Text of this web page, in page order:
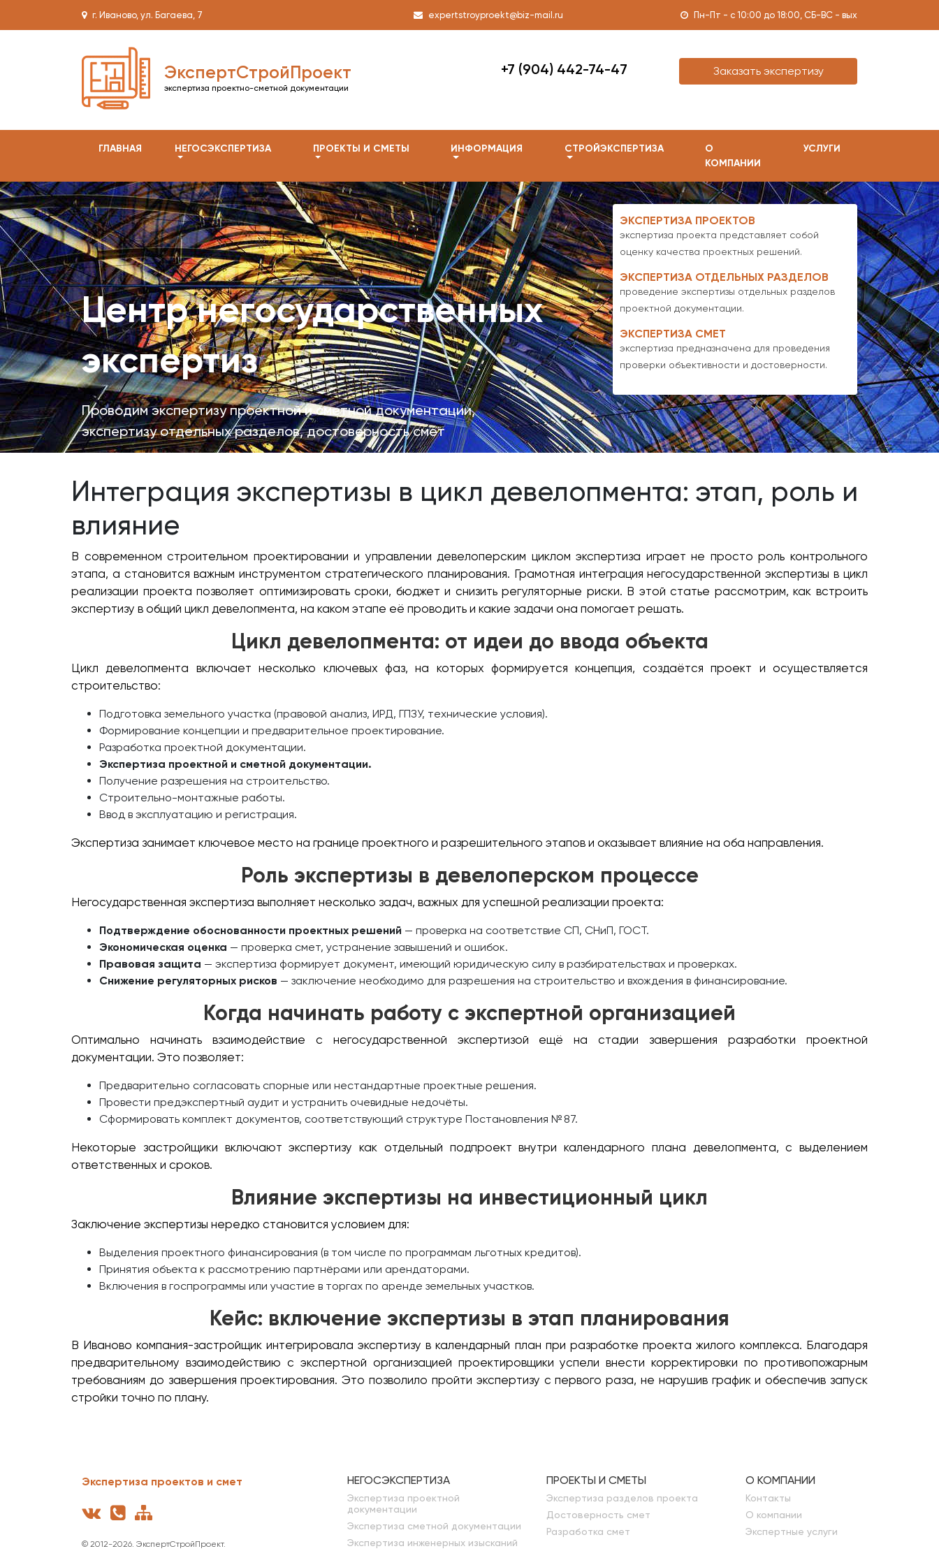
г. Иваново, ул. Багаева, 7 expertstroyproekt@biz-mail.ru Пн-Пт - с 10:00 до 18:00, СБ-ВС - вых
ЭкспертСтройПроект
экспертиза проектно-сметной документации
+7 (904) 442-74-47 Заказать экспертизу
ГЛАВНАЯ НЕГОСЭКСПЕРТИЗА ПРОЕКТЫ И СМЕТЫ ИНФОРМАЦИЯ СТРОЙЭКСПЕРТИЗА
О
КОМПАНИИ
УСЛУГИ
Центр негосударственных
экспертиз
Проводим экспертизу проектной и сметной документации,
экспертизу отдельных разделов, достоверность смет
ЭКСПЕРТИЗА ПРОЕКТОВ
экспертиза проекта представляет собой
оценку качества проектных решений.
ЭКСПЕРТИЗА ОТДЕЛЬНЫХ РАЗДЕЛОВ
проведение экспертизы отдельных разделов
проектной документации.
ЭКСПЕРТИЗА СМЕТ
экспертиза предназначена для проведения
проверки объективности и достоверности.
Интеграция экспертизы в цикл девелопмента: этап, роль и
влияние
В современном строительном проектировании и управлении девелоперским циклом экспертиза играет не просто роль контрольного
этапа, а становится важным инструментом стратегического планирования. Грамотная интеграция негосударственной экспертизы в цикл
реализации проекта позволяет оптимизировать сроки, бюджет и снизить регуляторные риски. В этой статье рассмотрим, как встроить
экспертизу в общий цикл девелопмента, на каком этапе её проводить и какие задачи она помогает решать.
Цикл девелопмента: от идеи до ввода объекта
Цикл девелопмента включает несколько ключевых фаз, на которых формируется концепция, создаётся проект и осуществляется
строительство:
Подготовка земельного участка (правовой анализ, ИРД, ГПЗУ, технические условия).
Формирование концепции и предварительное проектирование.
Разработка проектной документации.
Экспертиза проектной и сметной документации.
Получение разрешения на строительство.
Строительно-монтажные работы.
Ввод в эксплуатацию и регистрация.
Экспертиза занимает ключевое место на границе проектного и разрешительного этапов и оказывает влияние на оба направления.
Роль экспертизы в девелоперском процессе
Негосударственная экспертиза выполняет несколько задач, важных для успешной реализации проекта:
Подтверждение обоснованности проектных решений — проверка на соответствие СП, СНиП, ГОСТ.
Экономическая оценка — проверка смет, устранение завышений и ошибок.
Правовая защита — экспертиза формирует документ, имеющий юридическую силу в разбирательствах и проверках.
Снижение регуляторных рисков — заключение необходимо для разрешения на строительство и вхождения в финансирование.
Когда начинать работу с экспертной организацией
Оптимально начинать взаимодействие с негосударственной экспертизой ещё на стадии завершения разработки проектной
документации. Это позволяет:
Предварительно согласовать спорные или нестандартные проектные решения.
Провести предэкспертный аудит и устранить очевидные недочёты.
Сформировать комплект документов, соответствующий структуре Постановления № 87.
Некоторые застройщики включают экспертизу как отдельный подпроект внутри календарного плана девелопмента, с выделением
ответственных и сроков.
Влияние экспертизы на инвестиционный цикл
Заключение экспертизы нередко становится условием для:
Выделения проектного финансирования (в том числе по программам льготных кредитов).
Принятия объекта к рассмотрению партнёрами или арендаторами.
Включения в госпрограммы или участие в торгах по аренде земельных участков.
Кейс: включение экспертизы в этап планирования
В Иваново компания-застройщик интегрировала экспертизу в календарный план при разработке проекта жилого комплекса. Благодаря
предварительному взаимодействию с экспертной организацией проектировщики успели внести корректировки по противопожарным
требованиям до завершения проектирования. Это позволило пройти экспертизу с первого раза, не нарушив график и обеспечив запуск
стройки точно по плану.
Экспертиза проектов и смет
© 2012-2026. ЭкспертСтройПроект.
НЕГОСЭКСПЕРТИЗА
Экспертиза проектной
документации
Экспертиза сметной документации
Экспертиза инженерных изысканий
ПРОЕКТЫ И СМЕТЫ
Экспертиза разделов проекта
Достоверность смет
Разработка смет
О КОМПАНИИ
Контакты
О компании
Экспертные услуги